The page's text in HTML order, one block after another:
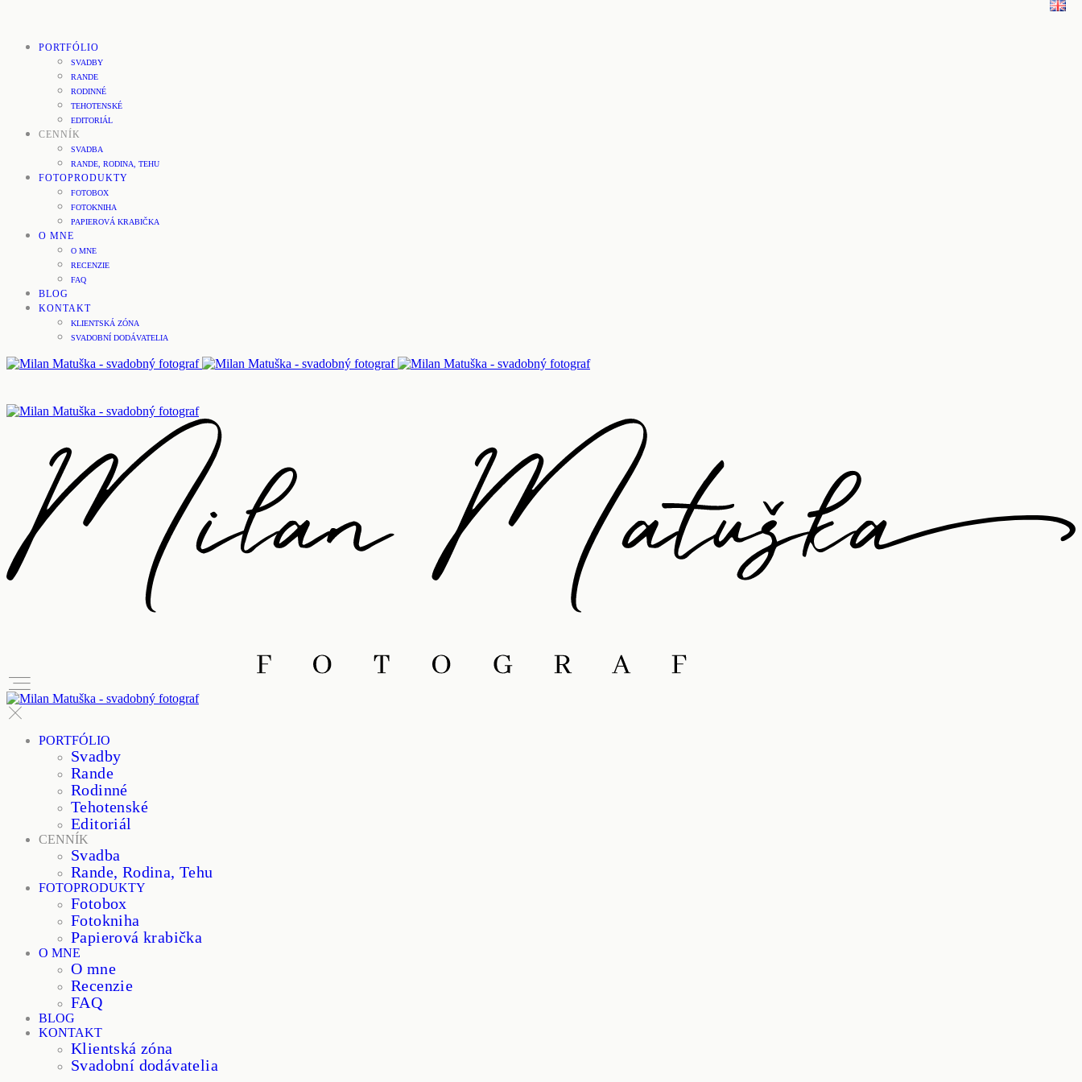
PORTFÓLIO
SVADBY
RANDE
RODINNÉ
TEHOTENSKÉ
EDITORIÁL
CENNÍK
SVADBA
RANDE, RODINA, TEHU
FOTOPRODUKTY
FOTOBOX
FOTOKNIHA
PAPIEROVÁ KRABIČKA
O MNE
O MNE
RECENZIE
FAQ
BLOG
KONTAKT
KLIENTSKÁ ZÓNA
SVADOBNÍ DODÁVATELIA
PORTFÓLIO
Svadby
Rande
Rodinné
Tehotenské
Editoriál
CENNÍK
Svadba
Rande, Rodina, Tehu
FOTOPRODUKTY
Fotobox
Fotokniha
Papierová krabička
O MNE
O mne
Recenzie
FAQ
BLOG
KONTAKT
Klientská zóna
Svadobní dodávatelia